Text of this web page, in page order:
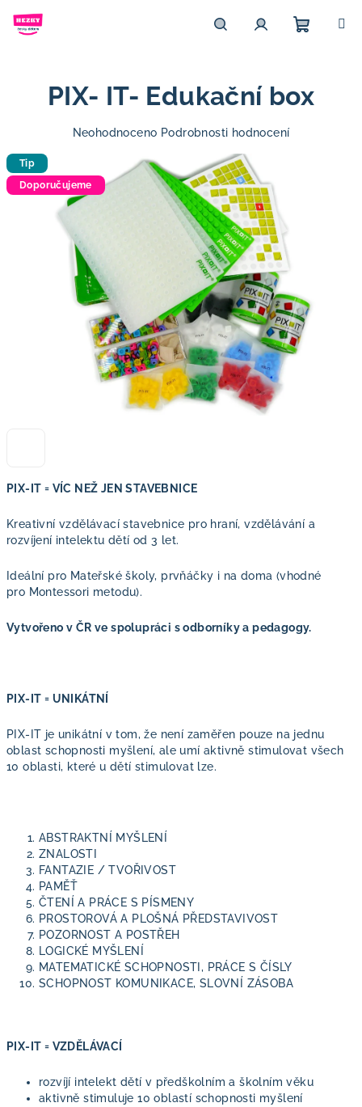
obsah
košík
PIX-IT = VÍC NEŽ JEN STAVEBNICE
Kreativní vzdělávací stavebnice pro hraní, vzdělávání a
rozvíjení intelektu dětí od 3 let.
Ideální pro Mateřské školy, prvňáčky i na doma (vhodné
pro Montessori metodu).
Vytvořeno v ČR ve spolupráci s odborníky a pedagogy.
PIX-IT = UNIKÁTNÍ
PIX-IT je unikátní v tom, že není zaměřen pouze na jednu
oblast schopnosti myšlení, ale umí aktivně stimulovat všech
10 oblasti, které u dětí stimulovat lze.
ABSTRAKTNÍ MYŠLENÍ
ZNALOSTI
FANTAZIE / TVOŘIVOST
PAMĚŤ
ČTENÍ A PRÁCE S PÍSMENY
PROSTOROVÁ A PLOŠNÁ PŘEDSTAVIVOST
POZORNOST A POSTŘEH
LOGICKÉ MYŠLENÍ
MATEMATICKÉ SCHOPNOSTI, PRÁCE S ČÍSLY
SCHOPNOST KOMUNIKACE, SLOVNÍ ZÁSOBA
PIX-IT = VZDĚLÁVACÍ
rozvíjí intelekt dětí v předškolním a školním věku
aktivně stimuluje 10 oblastí schopnosti myšlení
PIX- IT- Edukační box
Průměrné
je
0,0
hvězdiček.
Neohodnoceno Podrobnosti hodnocení
Tip
Doporučujeme